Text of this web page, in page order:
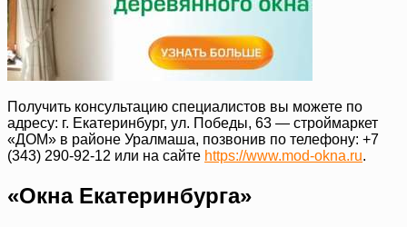
Получить консультацию специалистов вы можете по
адресу: г. Екатеринбург, ул. Победы, 63 — строймаркет
«ДОМ» в районе Уралмаша, позвонив по телефону: +7
(343) 290-92-12 или на сайте https://www.mod-okna.ru.
«Окна Екатеринбурга»